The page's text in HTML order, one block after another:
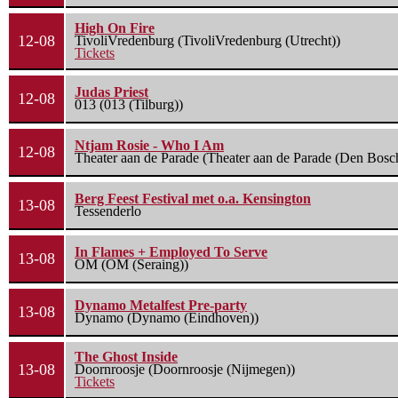
12-08
High On Fire
TivoliVredenburg (TivoliVredenburg (Utrecht))
Tickets
12-08
Judas Priest
013 (013 (Tilburg))
12-08
Ntjam Rosie - Who I Am
Theater aan de Parade (Theater aan de Parade (Den
13-08
Berg Feest Festival met o.a. Kensington
Tessenderlo
13-08
In Flames + Employed To Serve
OM (OM (Seraing))
13-08
Dynamo Metalfest Pre-party
Dynamo (Dynamo (Eindhoven))
13-08
The Ghost Inside
Doornroosje (Doornroosje (Nijmegen))
Tickets